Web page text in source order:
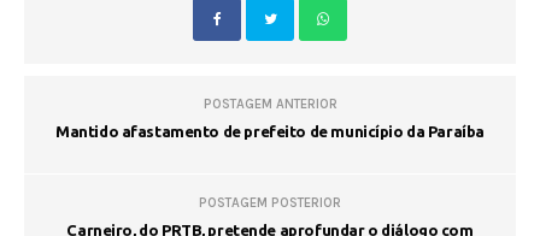
POSTAGEM ANTERIOR
Mantido afastamento de prefeito de município da Paraíba
POSTAGEM POSTERIOR
Carneiro, do PRTB, pretende aprofundar o diálogo com